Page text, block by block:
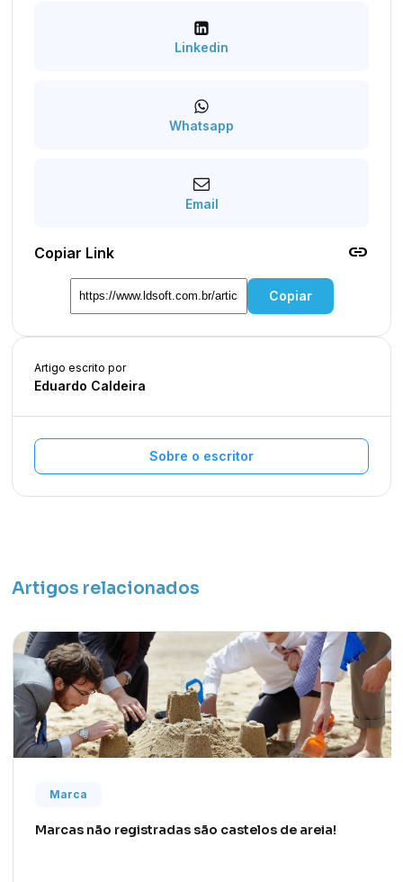
Linkedin
Whatsapp
Email
Copiar Link link
Copiar
Artigo escrito por
Eduardo Caldeira
Sobre o escritor
Artigos relacionados
Marca
Marcas não registradas são castelos de areia!